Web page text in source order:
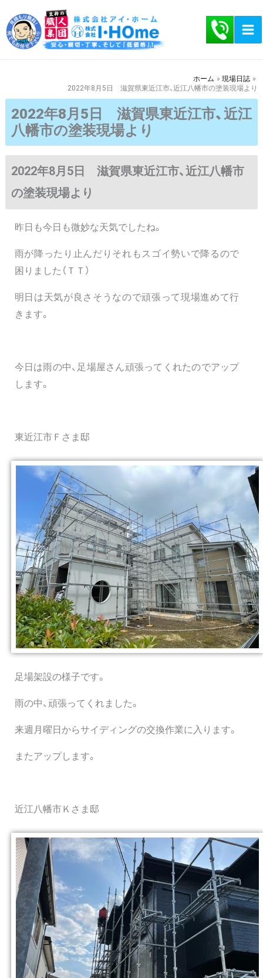
容
を
ホーム
現場日誌
2022年8月5日 滋賀県東近江市、近江八幡市の塗装現場より
2022年8月5日 滋賀県東近江市、近江
八幡市の塗装現場より
2022年8月5日 滋賀県東近江市、近江八幡市
の塗装現場より
昨日も今日も微妙な天気でしたね。
雨が降ったり止んだりそれもスゴイ勢いで降るので
困りました（ＴＴ）
明日は天気が良さそうなので頑張って現場進めて行
きます。
今日は雨の中、足場屋さん頑張ってくれたのでアップ
します。
東近江市Ｆさま邸
足場架設の様子です。
雨の中、頑張ってくれました。
来週月曜日からサイディングの交換作業に入ります。
またアップします。
近江八幡市Ｋさま邸